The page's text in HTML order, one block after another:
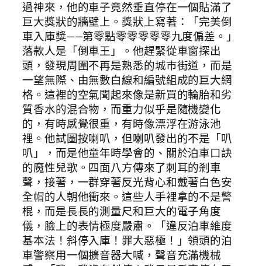
過神來，他的車子竟然垂直停在一個貼滿了
巨大獎狀的牆壁上。獎狀上寫著：「完美倒
車入庫獎——第零點零零零零零九度偏差。」
落款人是「倒車王」。他趕緊從車窗探出
頭，發現周圍不再是熟悉的城市街道，而是
一望無際、由無數白線和編號組成的巨大網
格。這裡的空氣聞起來像是新買的輪胎和劣
質香水的混合物，而重力似乎是隨機變化
的，有時感覺很重，有時像漂浮在游泳池
裡。他試圖按喇叭，但喇叭發出的不是「叭
叭」，而是他童年時學會的、關於泊車口訣
的魔性兒歌。四面八方傳來了刺耳的剎車
聲，接著，一群穿著反光背心和戴著白色安
全帽的人朝他衝來。這些人手裡拿的不是警
棍，而是長長的測量尺和巨大的電子角度
儀，臉上的表情極度嚴肅。「違反泊車維度
基本法！斜停入庫！罪大惡極！」領頭的泊
車警察用一個擴音器大喊，聲音充滿機械